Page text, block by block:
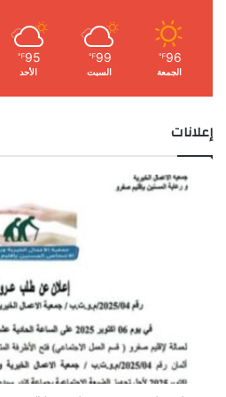
96
℉
الجمعة
99
℉
السبت
95
℉
الأحد
إعلانات